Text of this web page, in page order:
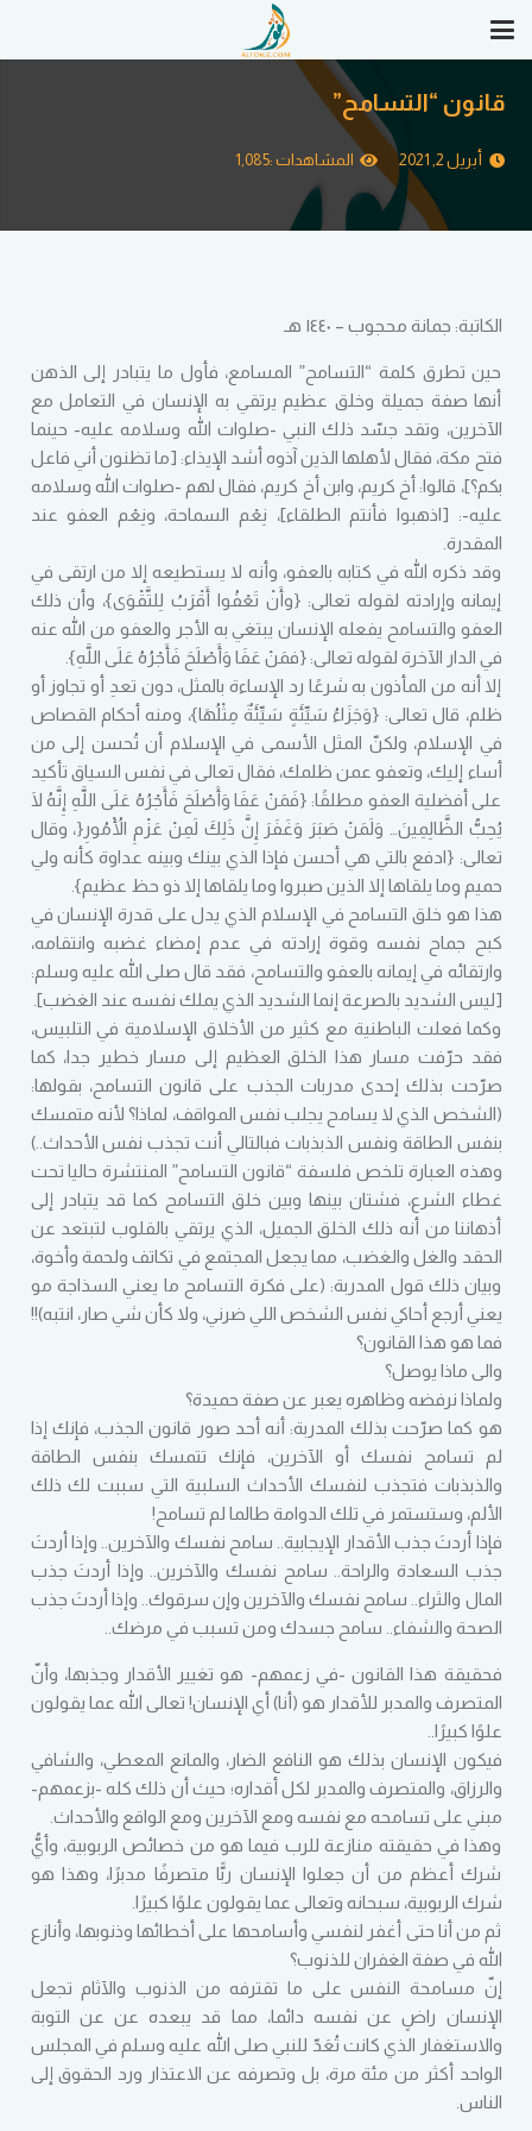
قانون “التسامح”
أبريل 2, 2021 المشاهدات :1,085
الكاتبة: جمانة محجوب – ١٤٤٠ هـ
حين تطرق كلمة “التسامح” المسامع، فأول ما يتبادر إلى الذهن
أنها صفة جميلة وخلق عظيم يرتقي به الإنسان في التعامل مع
الآخرين، وتقد جسّد ذلك النبي -صلوات الله وسلامه عليه- حينما
فتح مكة، فقال لأهلها الذين آذوه أشد الإيذاء: [ما تظنون أني فاعل
بكم؟]، قالوا: أخ كريم، وابن أخ كريم، فقال لهم -صلوات الله وسلامه
عليه-: [اذهبوا فأنتم الطلقاء]، نِعْم السماحة، ونِعْم العفو عند
المقدرة.
وقد ذكره الله في كتابه بالعفو، وأنه لا يستطيعه إلا من ارتقى في
إيمانه وإرادته لقوله تعالى: {وأَنْ تَعْفُوا أَقْرَبُ لِلتَّقْوَى}، وأن ذلك
العفو والتسامح يفعله الإنسان يبتغي به الأجر والعفو من الله عنه
في الدار الآخرة لقوله تعالى: {فمَنْ عَفَا وَأَصْلَحَ فَأَجْرُهُ عَلَى اللَّهِ}.
إلا أنه من المأذون به شرعًا رد الإساءة بالمثل، دون تعدِ أو تجاوز أو
ظلم، قال تعالى: {وَجَزَاءُ سَيِّئَةٍ سَيِّئَةٌ مِثْلُهَا}، ومنه أحكام القصاص
في الإسلام، ولكنّ المثل الأسمى في الإسلام أن تُحسن إلى من
أساء إليك، وتعفو عمن ظلمك، فقال تعالى في نفس السياق تأكيد
على أفضلية العفو مطلقًا: {فَمَنْ عَفَا وَأَصْلَحَ فَأَجْرُهُ عَلَى اللَّهِ إِنَّهُ لَا
يُحِبُّ الظَّالِمِينَ… وَلَمَنْ صَبَرَ وَغَفَرَ إِنَّ ذَلِكَ لَمِنْ عَزْمِ الْأُمُورِ{، وقال
تعالى: {ادفع بالتي هي أحسن فإذا الذي بينك وبينه عداوة كأنه ولي
حميم وما يلقاها إلا الذين صبروا وما يلقاها إلا ذو حظ عظيم}.
هذا هو خلق التسامح في الإسلام الذي يدل على قدرة الإنسان في
كبح جماح نفسه وقوة إرادته في عدم إمضاء غضبه وانتقامه،
وارتقائه في إيمانه بالعفو والتسامح، فقد قال صلى الله عليه وسلم:
[ليس الشديد بالصرعة إنما الشديد الذي يملك نفسه عند الغضب].
وكما فعلت الباطنية مع كثير من الأخلاق الإسلامية في التلبيس،
فقد حرّفت مسار هذا الخلق العظيم إلى مسار خطير جدا، كما
صرّحت بذلك إحدى مدربات الجذب على قانون التسامح، بقولها:
(الشخص الذي لا يسامح يجلب نفس المواقف، لماذا؟ لأنه متمسك
بنفس الطاقة ونفس الذبذبات فبالتالي أنت تجذب نفس الأحداث..)
وهذه العبارة تلخص فلسفة “قانون التسامح” المنتشرة حاليا تحت
غطاء الشرع، فشتان بينها وبين خلق التسامح كما قد يتبادر إلى
أذهاننا من أنه ذلك الخلق الجميل، الذي يرتقي بالقلوب لتبتعد عن
الحقد والغل والغضب، مما يجعل المجتمع في تكاتف ولحمة وأخوة،
وبيان ذلك قول المدربة: (على فكرة التسامح ما يعني السذاجة مو
يعني أرجع أحاكي نفس الشخص اللي ضرني، ولا كأن شي صار، انتبه)!!
فما هو هذا القانون؟
والى ماذا يوصل؟
ولماذا نرفضه وظاهره يعبر عن صفة حميدة؟
هو كما صرّحت بذلك المدربة: أنه أحد صور قانون الجذب، فإنك إذا
لم تسامح نفسك أو الآخرين، فإنك تتمسك بنفس الطاقة
والذبذبات فتجذب لنفسك الأحداث السلبية التي سببت لك ذلك
الألم، وستستمر في تلك الدوامة طالما لم تسامح!
فإذا أردتَ جذب الأقدار الإيجابية.. سامح نفسك والآخرين.. وإذا أردتَ
جذب السعادة والراحة.. سامح نفسك والآخرين.. وإذا أردتَ جذب
المال والثراء.. سامح نفسك والآخرين وإن سرقوك.. وإذا أردتَ جذب
الصحة والشفاء.. سامح جسدك ومن تسبب في مرضك..
فحقيقة هذا القانون -في زعمهم- هو تغيير الأقدار وجذبها، وأنّ
المتصرف والمدبر للأقدار هو (أنا) أي الإنسان! تعالى الله عما يقولون
علوًا كبيرًا..
فيكون الإنسان بذلك هو النافع الضار، والمانع المعطي، والشافي
والرزاق، والمتصرف والمدبر لكل أقداره؛ حيث أن ذلك كله -بزعمهم-
مبني على تسامحه مع نفسه ومع الآخرين ومع الواقع والأحداث.
وهذا في حقيقته منازعة للرب فيما هو من خصائص الربوبية، وأيُّ
شرك أعظم من أن جعلوا الإنسان ربًّا متصرفًا مدبرًا، وهذا هو
شرك الربوبية، سبحانه وتعالى عما يقولون علوًا كبيرًا.
ثم من أنا حتى أغفر لنفسي وأسامحها على أخطائها وذنوبها، وأنازع
الله في صفة الغفران للذنوب؟
إنّ مسامحة النفس على ما تقترفه من الذنوب والآثام تجعل
الإنسان راضٍ عن نفسه دائما، مما قد يبعده عن عن التوبة
والاستغفار الذي كانت تُعَدّ للنبي صلى الله عليه وسلم في المجلس
الواحد أكثر من مئة مرة، بل وتصرفه عن الاعتذار ورد الحقوق إلى
الناس.